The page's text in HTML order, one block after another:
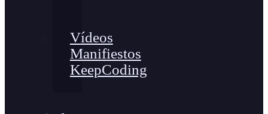
Vídeos
Manifiestos
KeepCoding